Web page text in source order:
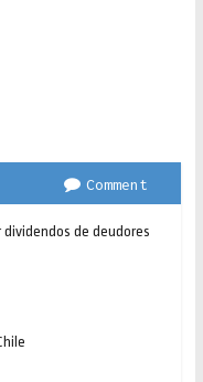
Comment
de deudores